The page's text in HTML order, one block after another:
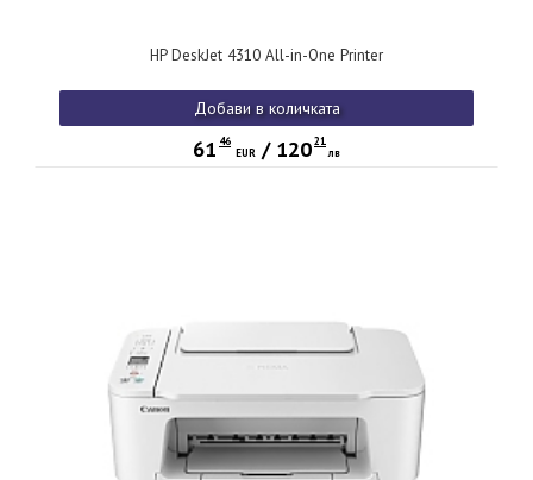
HP DeskJet 4310 All-in-One Printer
Добави в количката
61 46
EUR / 12021
лв